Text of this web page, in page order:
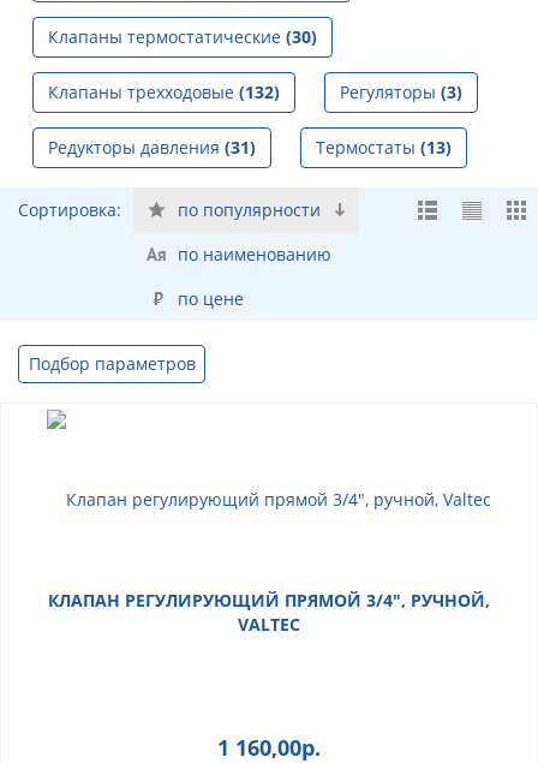
Клапаны термостатические (30)
Клапаны трехходовые (132) Регуляторы (3)
Редукторы давления (31) Термостаты (13)
Сортировка:
по популярности
по наименованию
по цене
Подбор параметров
КЛАПАН РЕГУЛИРУЮЩИЙ ПРЯМОЙ 3/4", РУЧНОЙ,
VALTEC
1 160,00р.